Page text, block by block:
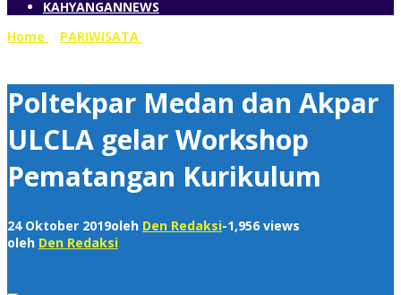
KAHYANGANNEWS
Home
PARIWISATA
Poltekpar Medan dan Akpar
ULCLA gelar Workshop
Pematangan Kurikulum
24 Oktober 2019oleh Den Redaksi-1,956 views
oleh Den Redaksi